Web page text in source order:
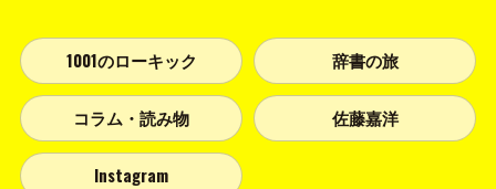
1001のローキック 辞書の旅
コラム・読み物 佐藤嘉洋
Instagram